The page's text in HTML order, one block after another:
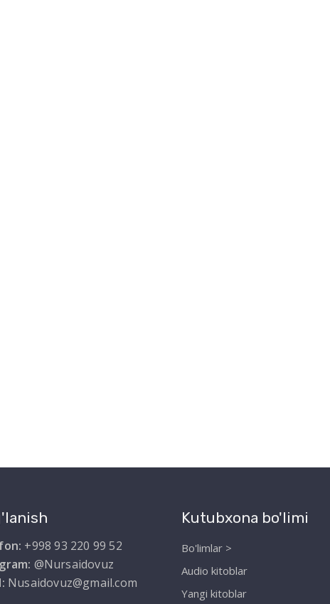
+998 93 220 99 52
@Nursaidovuz
Nusaidovuz@gmail.com
Kutubxona bo'limi
Bo'limlar >
Audio kitoblar
Yangi kitoblar